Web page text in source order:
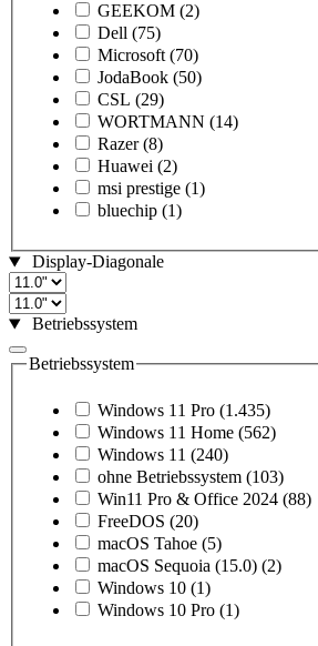
GEEKOM (2)
Dell (75)
Microsoft (70)
JodaBook (50)
CSL (29)
WORTMANN (14)
Razer (8)
Huawei (2)
msi prestige (1)
bluechip (1)
Display-Diagonale
Betriebssystem
Betriebssystem
Windows 11 Pro (1.435)
Windows 11 Home (562)
Windows 11 (240)
ohne Betriebssystem (103)
Win11 Pro & Office 2024 (88)
FreeDOS (20)
macOS Tahoe (5)
macOS Sequoia (15.0) (2)
Windows 10 (1)
Windows 10 Pro (1)